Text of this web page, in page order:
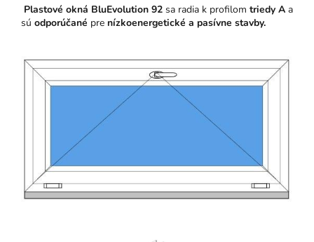
Plastové okná BluEvolution 92 sa radia k profilom triedy A a
sú odporúčané pre nízkoenergetické a pasívne stavby.